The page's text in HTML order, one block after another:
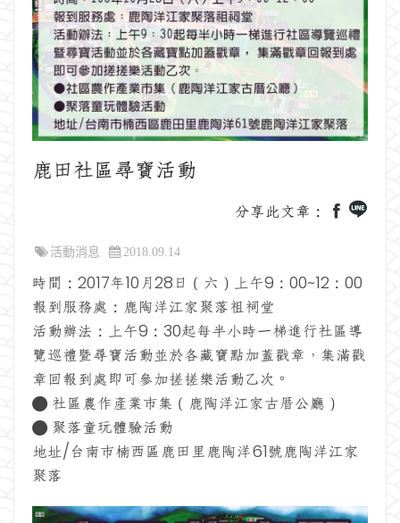
鹿田社區尋寶活動
分享此文章：
活動消息 2018.09.14
時間：2017年10月28日（六）上午9：00~12：00
報到服務處：鹿陶洋江家聚落祖祠堂
活動辦法：上午9：30起每半小時一梯進行社區導
覽巡禮暨尋寶活動並於各藏寶點加蓋戳章，集滿戳
章回報到處即可參加搓搓樂活動乙次。
● 社區農作產業市集（鹿陶洋江家古厝公廳）
● 聚落童玩體驗活動
地址/台南市楠西區鹿田里鹿陶洋61號鹿陶洋江家
聚落